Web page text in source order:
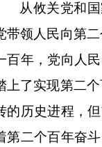
从攸关党和
带领人民向第
百年，党向人
上了实现第二
的历史进程，
第二个百年奋